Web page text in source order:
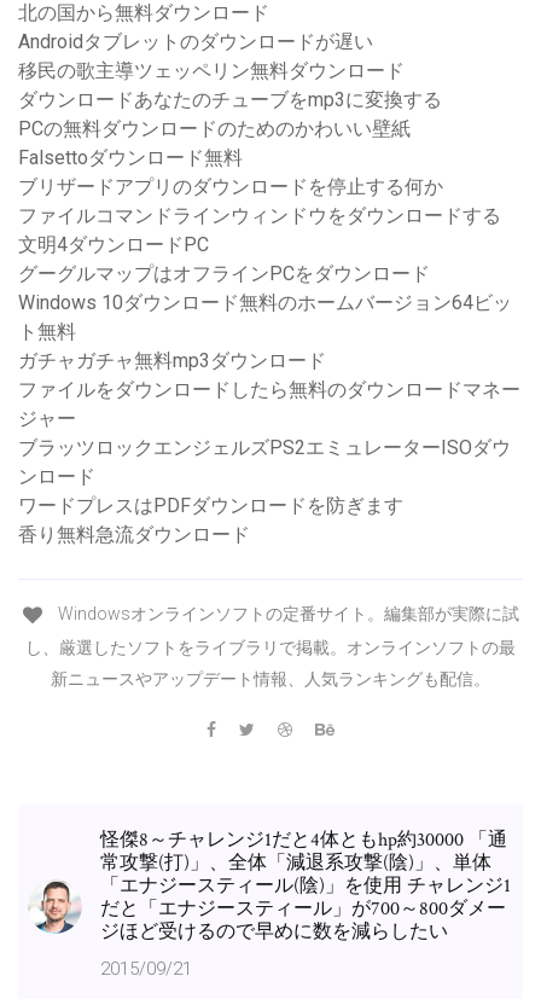
北の国から無料ダウンロード
Androidタブレットのダウンロードが遅い
移民の歌主導ツェッペリン無料ダウンロード
ダウンロードあなたのチューブをmp3に変換する
PCの無料ダウンロードのためのかわいい壁紙
Falsettoダウンロード無料
ブリザードアプリのダウンロードを停止する何か
ファイルコマンドラインウィンドウをダウンロードする
文明4ダウンロードPC
グーグルマップはオフラインPCをダウンロード
Windows 10ダウンロード無料のホームバージョン64ビッ
ト無料
ガチャガチャ無料mp3ダウンロード
ファイルをダウンロードしたら無料のダウンロードマネー
ジャー
ブラッツロックエンジェルズPS2エミュレーターISOダウ
ンロード
ワードプレスはPDFダウンロードを防ぎます
香り無料急流ダウンロード
Windowsオンラインソフトの定番サイト。編集部が実際に試
し、厳選したソフトをライブラリで掲載。オンラインソフトの最
新ニュースやアップデート情報、人気ランキングも配信。
怪傑8～チャレンジ1だと4体ともhp約30000 「通
常攻撃(打)」、全体「減退系攻撃(陰)」、単体
「エナジースティール(陰)」を使用 チャレンジ1
だと「エナジースティール」が700～800ダメー
ジほど受けるので早めに数を減らしたい
2015/09/21